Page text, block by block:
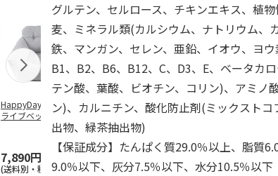
HappyDays 2wayド
ライブベッド グレ
7,890円
(送料別・税込)
獣医師開発 ニオイ
をとる砂専用 猫ト
イレ ナチュラルグ
1,550円
(送料別・税込)
デオトイレ 飛び散
らない消臭・抗菌サ
1,320円
(送料別・税込)
グルテン、セルロース、チキンエキス、植
麦、ミネラル類(カルシウム、ナトリウム、
鉄、マンガン、セレン、亜鉛、イオウ、ヨウ
B1、B2、B6、B12、C、D3、E、ベータカ
テン酸、葉酸、ビオチン、コリン)、アミノ
ン)、カルニチン、酸化防止剤(ミックスト
出物、緑茶抽出物)
【保証成分】たんぱく質29.0％以上、脂質
9.0％以下、灰分7.5％以下、水分10.5％以下